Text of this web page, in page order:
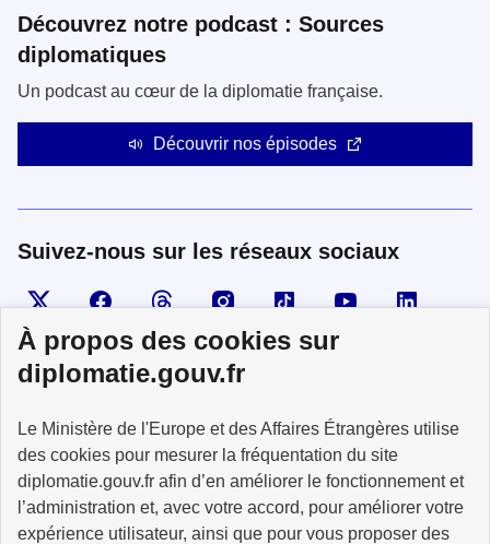
À propos des cookies sur
diplomatie.gouv.fr
Le Ministère de l'Europe et des Affaires Étrangères utilise
des cookies pour mesurer la fréquentation du site
diplomatie.gouv.fr afin d’en améliorer le fonctionnement et
l’administration et, avec votre accord, pour améliorer votre
expérience utilisateur, ainsi que pour vous proposer des
Découvrez notre podcast : Sources
diplomatiques
Un podcast au cœur de la diplomatie française.
Découvrir nos épisodes
Suivez-nous sur les réseaux sociaux
Visiter la page XSuivez-nous sur Facebook
Visiter le compte Threads
Visiter le compte Instagram
Visiter le compte TikTok
Visiter le
MINISTÈRE
DE L'EUROPE
ET DES AFFAIRES
ÉTRANGÈRES